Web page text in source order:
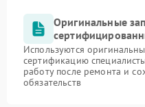
Оригинальные
Используются
сертификацию
работу после ремонта и
обязательств